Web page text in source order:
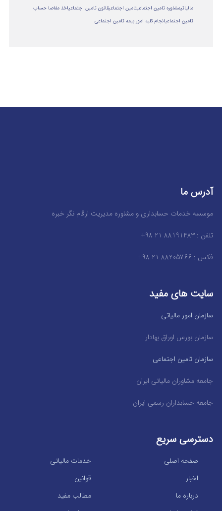
مالياتيمشاوره تامین اجتماعیتامین اجتماعیقانون تامین اجتماعیاخذ مفاصا حساب
تامین اجتماعیانجام کلیه امور بیمه تامین اجتماعی
آدرس ما
موسسه خدمات حسابداری و مشاوره مدیریت ارقام نگر خبره
تلفن : 88191483 21 98+
فکس : 88205766 21 98+
سایت های مفید
سازمان امور مالیاتی
سازمان بورس اوراق بهادار
سازمان تامین اجتماعی
جامعه مشاوران مالیاتی ایران
جامعه حسابداران رسمی ایران
دسترسی سریع
خدمات مالیاتی
صفحه اصلی
قوانین
اخبار
مطالب مفید
درباره ما